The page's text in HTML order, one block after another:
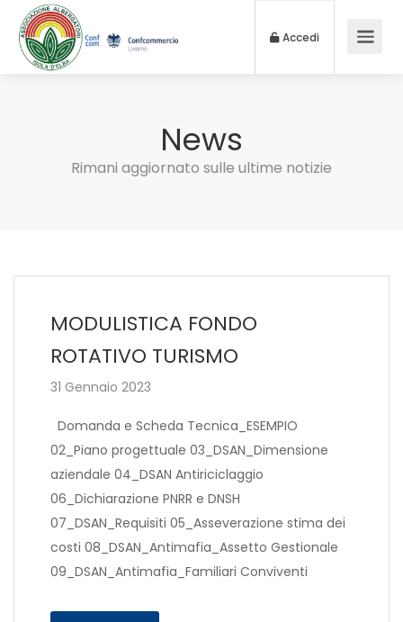
Accedi
News
Rimani aggiornato sulle ultime notizie
MODULISTICA FONDO
ROTATIVO TURISMO
31 Gennaio 2023
Domanda e Scheda Tecnica_ESEMPIO
02_Piano progettuale 03_DSAN_Dimensione
aziendale 04_DSAN Antiriciclaggio
06_Dichiarazione PNRR e DNSH
07_DSAN_Requisiti 05_Asseverazione stima dei
costi 08_DSAN_Antimafia_Assetto Gestionale
09_DSAN_Antimafia_Familiari Conviventi